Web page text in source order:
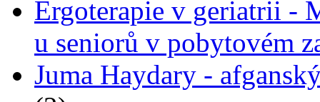
Ergoterapie v geriatrii -
u seniorů v pobytovém
Juma Haydary -